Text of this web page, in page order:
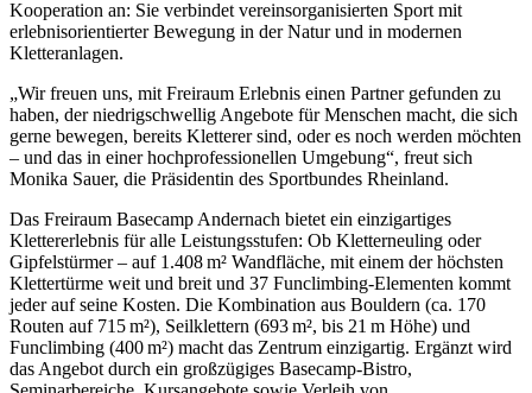
Kooperation an: Sie verbindet vereinsorganisierten Sport mit
erlebnisorientierter Bewegung in der Natur und in modernen
Kletteranlagen.
„Wir freuen uns, mit Freiraum Erlebnis einen Partner gefunden zu
haben, der niedrigschwellig Angebote für Menschen macht, die sich
gerne bewegen, bereits Kletterer sind, oder es noch werden möchten
– und das in einer hochprofessionellen Umgebung“, freut sich
Monika Sauer, die Präsidentin des Sportbundes Rheinland.
Das Freiraum Basecamp Andernach bietet ein einzigartiges
Klettererlebnis für alle Leistungsstufen: Ob Kletterneuling oder
Gipfelstürmer – auf 1.408 m² Wandfläche, mit einem der höchsten
Klettertürme weit und breit und 37 Funclimbing‑Elementen kommt
jeder auf seine Kosten. Die Kombination aus Bouldern (ca. 170
Routen auf 715 m²), Seilklettern (693 m², bis 21 m Höhe) und
Funclimbing (400 m²) macht das Zentrum einzigartig. Ergänzt wird
das Angebot durch ein großzügiges Basecamp‑Bistro,